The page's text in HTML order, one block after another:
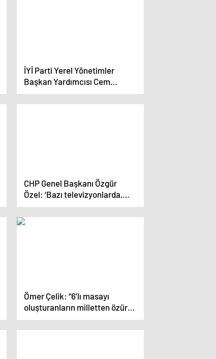
İYİ Parti Yerel Yönetimler
Başkan Yardımcısı Cem
Karakeçili Partiden İstifa Etti
CHP Genel Başkanı Özgür
Özel: ‘Bazı televizyonlarda,
gazetelerde birkaç kişinin
isyanını, itirazını duyuyorsunuz’
Ömer Çelik: “6’lı masayı
oluşturanların milletten özür
borcu var”